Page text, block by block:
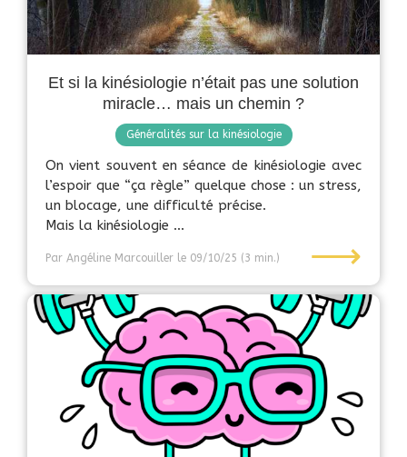
Et si la kinésiologie n’était pas une solution
miracle… mais un chemin ?
Généralités sur la kinésiologie
On vient souvent en séance de kinésiologie avec
l’espoir que “ça règle” quelque chose : un stress,
un blocage, une difficulté précise.
Mais la kinésiologie ...
Par Angéline Marcouiller le 09/10/25 (3 min.) ⟶